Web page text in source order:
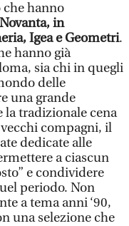
che hanno
in
Igea e Geometri.
hanno già
sia chi in quegli
delle
una grande
tradizionale cena
compagni, il
dedicate alle
a ciascun
e condividere
periodo. Non
a tema anni ‘90,
una selezione che